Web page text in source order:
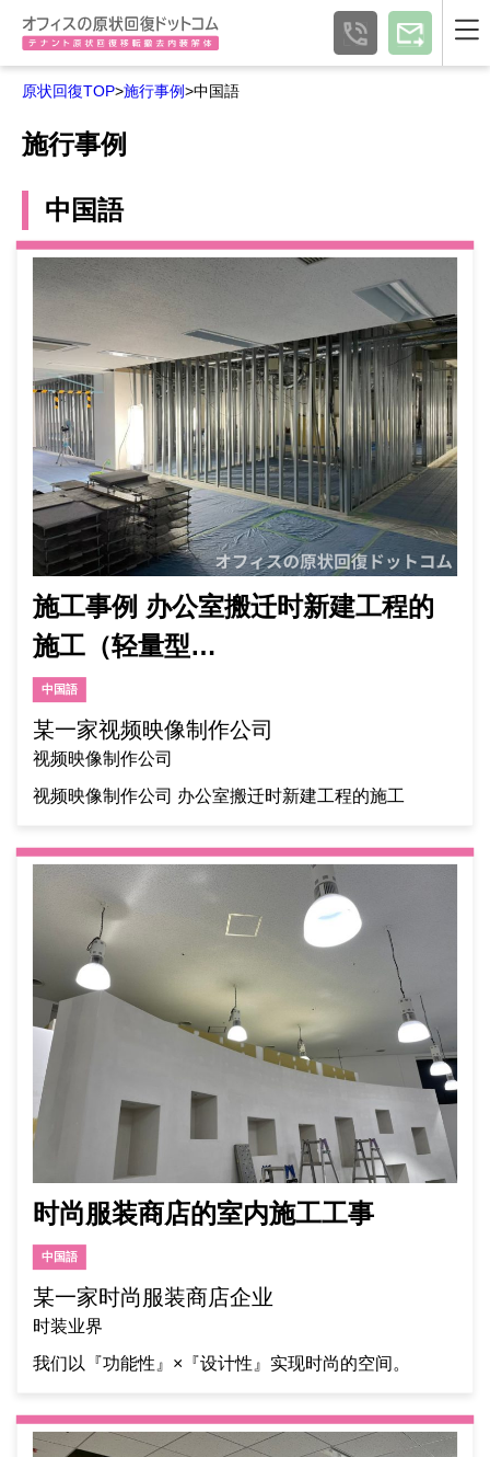
原状回復TOP>施行事例>中国語
施行事例
中国語
施工事例 办公室搬迁时新建工程的
施工（轻量型…
中国語
某一家视频映像制作公司
视频映像制作公司
视频映像制作公司 办公室搬迁时新建工程的施工
时尚服装商店的室内施工工事
中国語
某一家时尚服装商店企业
时装业界
我们以『功能性』×『设计性』实现时尚的空间。